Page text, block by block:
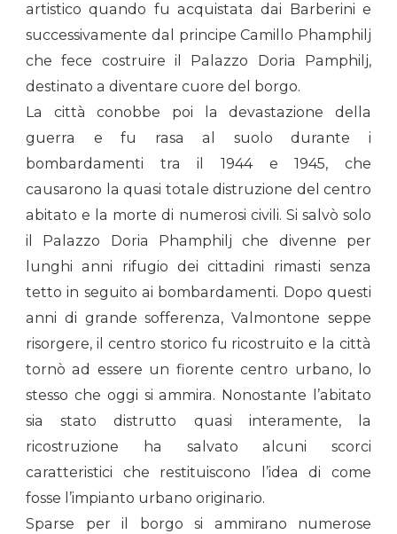
artistico quando fu acquistata dai Barberini e
successivamente dal principe Camillo Phamphilj
che fece costruire il Palazzo Doria Pamphilj,
destinato a diventare cuore del borgo.
La città conobbe poi la devastazione della
guerra e fu rasa al suolo durante i
bombardamenti tra il 1944 e 1945, che
causarono la quasi totale distruzione del centro
abitato e la morte di numerosi civili. Si salvò solo
il Palazzo Doria Phamphilj che divenne per
lunghi anni rifugio dei cittadini rimasti senza
tetto in seguito ai bombardamenti. Dopo questi
anni di grande sofferenza, Valmontone seppe
risorgere, il centro storico fu ricostruito e la città
tornò ad essere un fiorente centro urbano, lo
stesso che oggi si ammira. Nonostante l’abitato
sia stato distrutto quasi interamente, la
ricostruzione ha salvato alcuni scorci
caratteristici che restituiscono l’idea di come
fosse l’impianto urbano originario.
Sparse per il borgo si ammirano numerose